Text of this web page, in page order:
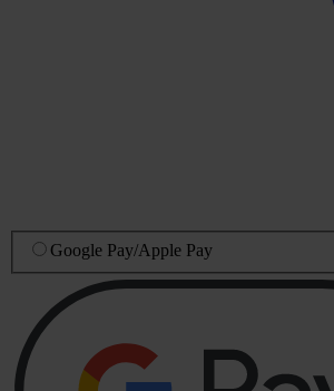
Google Pay/Apple Pay